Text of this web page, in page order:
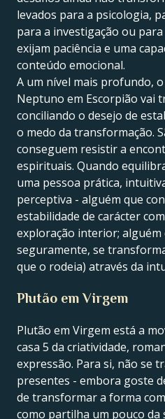
levados para a psicologia,
para a investigação ou para
exijam paciência e uma
conteúdo emocional.
A um nível mais profundo, o
Neptuno em Escorpião vai
conciliando o desejo de
o medo da transformação.
conseguem resistir a
espirituais. Quando
uma pessoa prática,
perceptiva - alguém que
estabilidade de carácter
exploração interior; alguém
seguramente, se
que o rodeia) através da
Plutão em Virgem
Plutão em Virgem está a
casa 5 da criatividade,
expressão. Para si, não se
presentes - embora goste
de transformar a forma
como partilha um pouco da